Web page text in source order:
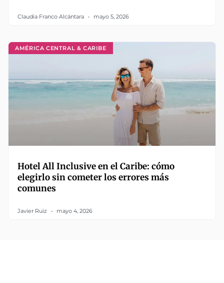
Claudia Franco Alcántara mayo 5, 2026
AMÉRICA CENTRAL & CARIBE
Hotel All Inclusive en el Caribe: cómo
elegirlo sin cometer los errores más
comunes
Javier Ruiz mayo 4, 2026